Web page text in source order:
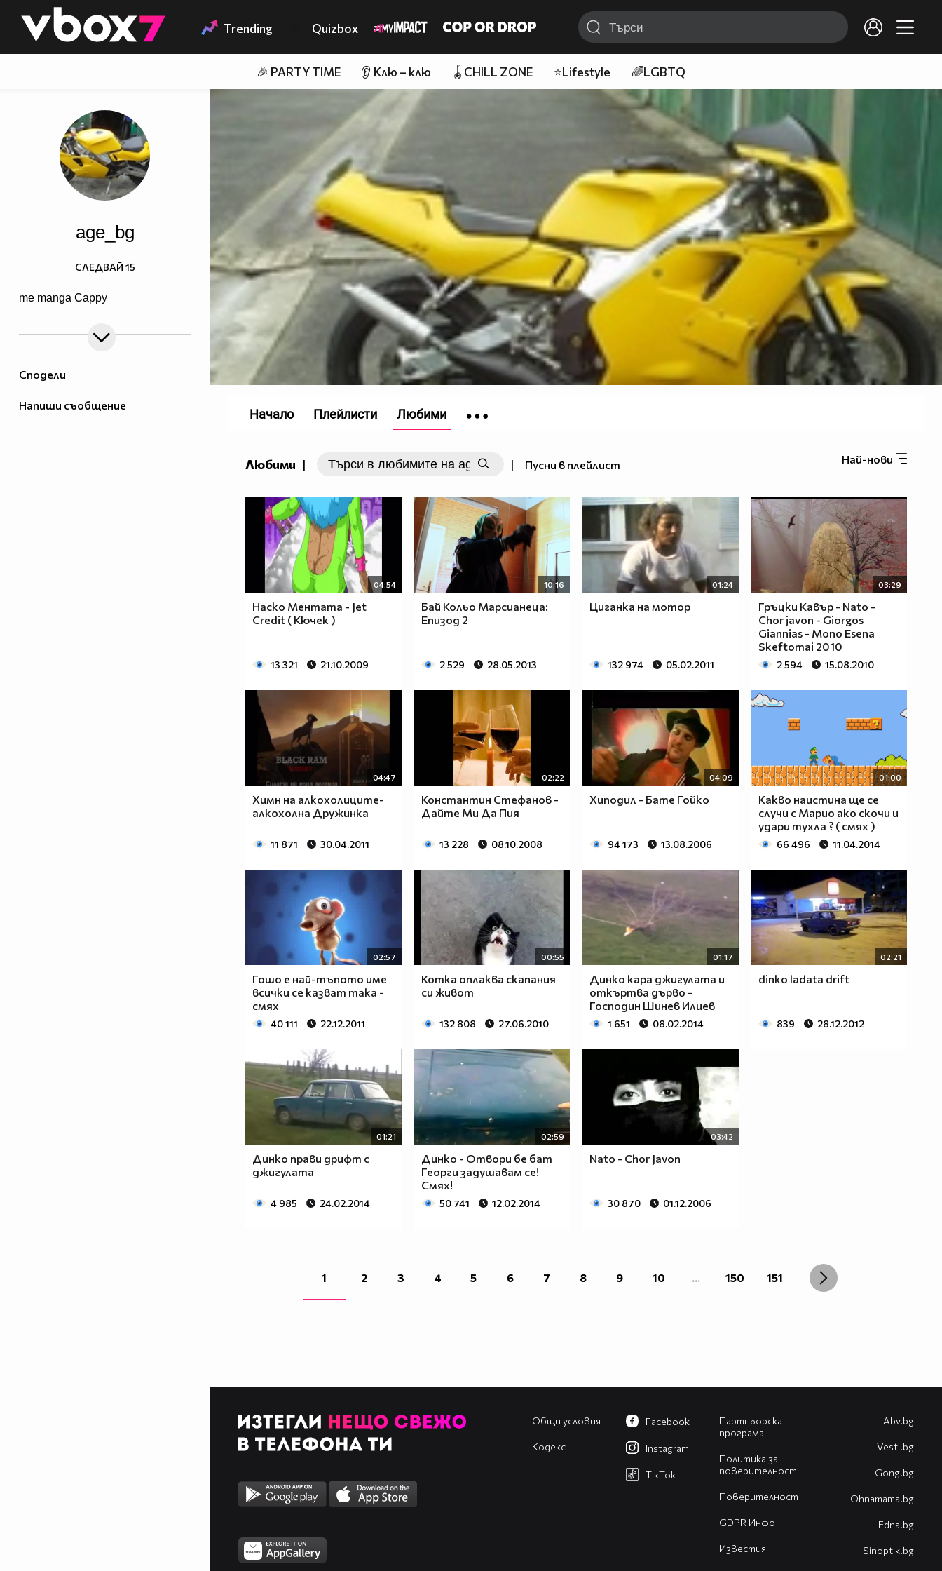
👾 Trending Quizbox
🎉 PARTY TIME 👂 Клю – клю 🪀CHILL ZONE ⭐Lifestyle 🌈LGBTQ
Сподели
Напиши съобщение
age_bg
me manga Cappy
СЛЕДВАЙ 15
Любими | | Пусни в плейлист Най-нови
04:54
Наско Ментата - Jet
Credit ( Кючек )
13 321 21.10.2009
10:16
Бай Кольо Марсианеца:
Епизод 2
2 529 28.05.2013
01:24
Циганка на мотор
132 974 05.02.2011
03:29
Гръцки Кавър - Nato -
Chor javon - Giorgos
Giannias - Mono Esena
Skeftomai 2010
2 594 15.08.2010
04:47
Химн на алкохолиците-
алкохолна Дружинка
11 871 30.04.2011
02:22
Константин Стефанов -
Дайте Ми Да Пия
13 228 08.10.2008
04:09
Хиподил - Бате Гойко
94 173 13.08.2006
01:00
Какво наистина ще се
случи с Марио ако скочи и
удари тухла ? ( смях )
66 496 11.04.2014
02:57
Гошо е най-тъпото име
всички се казват така -
смях
40 111 22.12.2011
00:55
Котка оплаква скапания
си живот
132 808 27.06.2010
01:17
Динко кара джигулата и
откъртва дърво -
Господин Шинев Илиев
1 651 08.02.2014
02:21
dinko ladata drift
839 28.12.2012
01:21
Динко прави дрифт с
джигулата
4 985 24.02.2014
02:59
Динко - Отвори бе бат
Георги задушавам се!
Смях!
50 741 12.02.2014
03:42
Nato - Chor Javon
30 870 01.12.2006
1 2 3 4 5 6 7 8 9 10 ... 150 151
Начало Плейлисти Любими
Общи условия
Кодекс
Партньорска
програма
Политика за
поверителност
Поверителност
GDPR Инфо
Известия
Facebook
Instagram
TikTok
Abv.bg
Vesti.bg
Gong.bg
Оhnamama.bg
Edna.bg
Sinoptik.bg